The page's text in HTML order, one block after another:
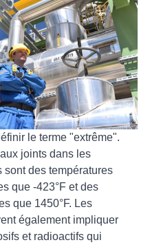
le terme "extrême".
joints dans les
des températures
que -423°F et des
que 1450°F. Les
également impliquer
et radioactifs qui